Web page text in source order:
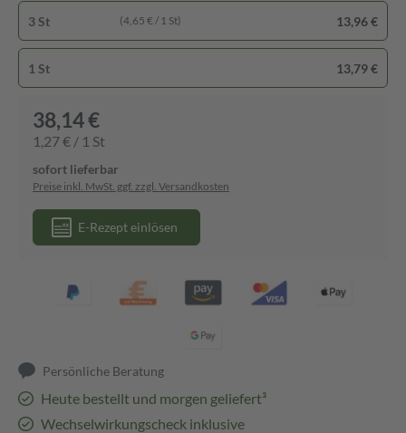
3 St (4,65 € / 1 St) 13,96 €
1 St 13,79 €
38,14 €
1,27 € / 1 St
sofort lieferbar
Preise inkl. MwSt. ggf. zzgl. Versandkosten
E-Rezept einlösen
Persönliche Beratung
Heute bestellt und morgen geliefert³
Wechselwirkungscheck inklusive